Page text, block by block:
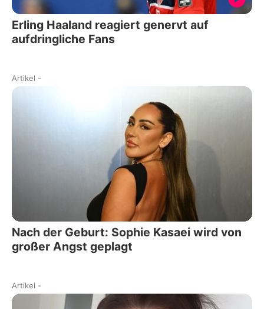
Erling Haaland reagiert genervt auf
aufdringliche Fans
Artikel -
Nach der Geburt: Sophie Kasaei wird von
großer Angst geplagt
Artikel -